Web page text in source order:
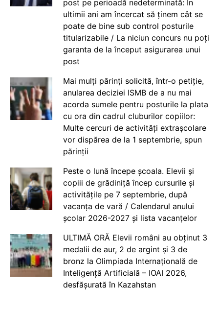
post pe perioadă nedeterminată: În
ultimii ani am încercat să ținem cât se
poate de bine sub control posturile
titularizabile / La niciun concurs nu poți
garanta de la început asigurarea unui
post
Mai mulți părinți solicită, într-o petiție,
anularea deciziei ISMB de a nu mai
acorda sumele pentru posturile la plata
cu ora din cadrul cluburilor copiilor:
Multe cercuri de activități extrașcolare
vor dispărea de la 1 septembrie, spun
părinții
Peste o lună începe școala. Elevii și
copiii de grădiniță încep cursurile și
activitățile pe 7 septembrie, după
vacanța de vară / Calendarul anului
școlar 2026-2027 și lista vacanțelor
ULTIMĂ ORĂ Elevii români au obținut 3
medalii de aur, 2 de argint și 3 de
bronz la Olimpiada Internațională de
Inteligență Artificială – IOAI 2026,
desfășurată în Kazahstan